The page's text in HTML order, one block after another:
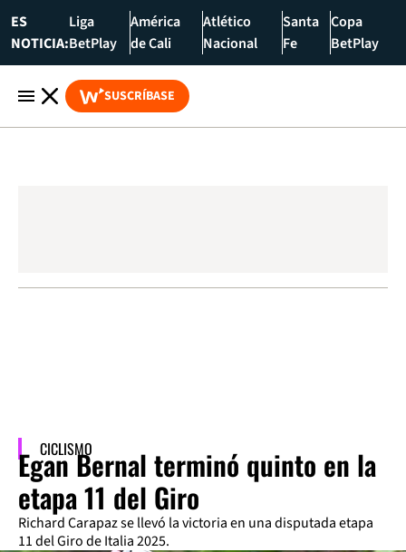
ES
NOTICIA:
Liga
BetPlay
América
de Cali
Atlético
Nacional
Santa
Fe
Copa
BetPlay
SUSCRÍBASE
CICLISMO
Egan Bernal terminó quinto en la
etapa 11 del Giro
Richard Carapaz se llevó la victoria en una disputada etapa
11 del Giro de Italia 2025.